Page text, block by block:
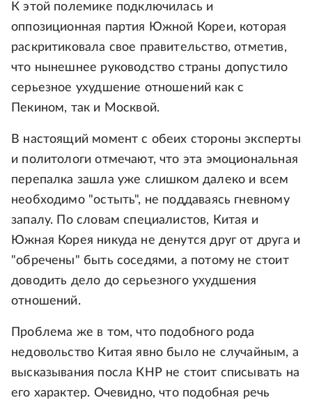
К этой полемике подключилась и
оппозиционная партия Южной Кореи, которая
раскритиковала свое правительство, отметив,
что нынешнее руководство страны допустило
серьезное ухудшение отношений как с
Пекином, так и Москвой.
В настоящий момент с обеих стороны эксперты
и политологи отмечают, что эта эмоциональная
перепалка зашла уже слишком далеко и всем
необходимо "остыть", не поддаваясь гневному
запалу. По словам специалистов, Китая и
Южная Корея никуда не денутся друг от друга и
"обречены" быть соседями, а потому не стоит
доводить дело до серьезного ухудшения
отношений.
Проблема же в том, что подобного рода
недовольство Китая явно было не случайным, а
высказывания посла КНР не стоит списывать на
его характер. Очевидно, что подобная речь